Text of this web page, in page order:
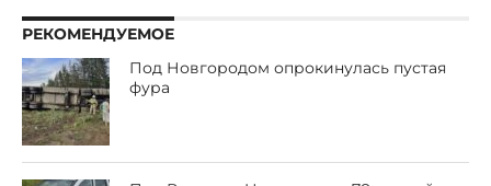
РЕКОМЕНДУЕМОЕ
Под Новгородом опрокинулась пустая
фура